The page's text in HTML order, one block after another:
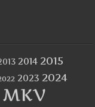
2014 2015
2023 2024
MKV